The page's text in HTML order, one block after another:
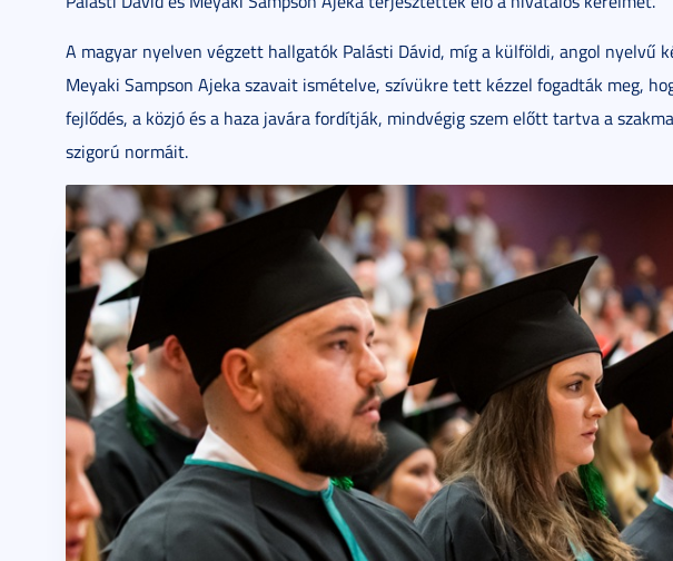
A magyar nyelven végzett hallgatók Palásti Dávid, míg a külföldi, angol nyelvű
Meyaki Sampson Ajeka szavait ismételve, szívükre tett kézzel fogadták meg,
fejlődés, a közjó és a haza javára fordítják, mindvégig szem előtt tartva a
szigorú normáit.